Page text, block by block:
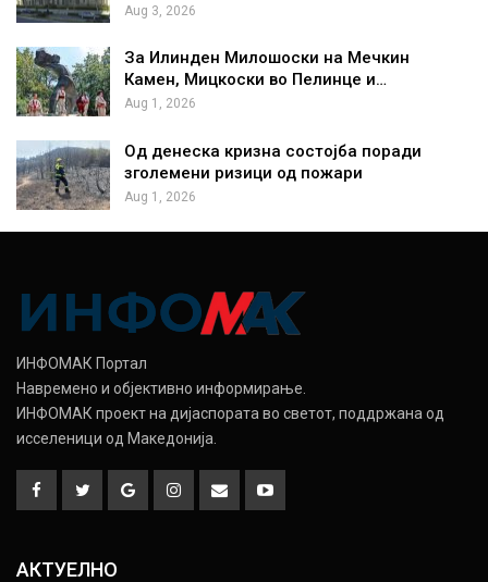
Aug 3, 2026
За Илинден Милошоски на Мечкин
Камен, Мицкоски во Пелинце и…
Aug 1, 2026
Од денеска кризна состојба поради
зголемени ризици од пожари
Aug 1, 2026
ИНФОМАК Портал
Навремено и објективно информирање.
ИНФОМАК проект на дијаспората во светот, поддржана од
исселеници од Македонија.
АКТУЕЛНО